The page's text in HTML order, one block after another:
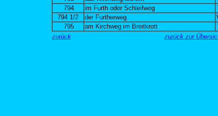
794
im Furth oder Schleifweg
794 1/2
der Furtherweg
795
am Kirchweg im Breitkrott
zurück
zurück zur